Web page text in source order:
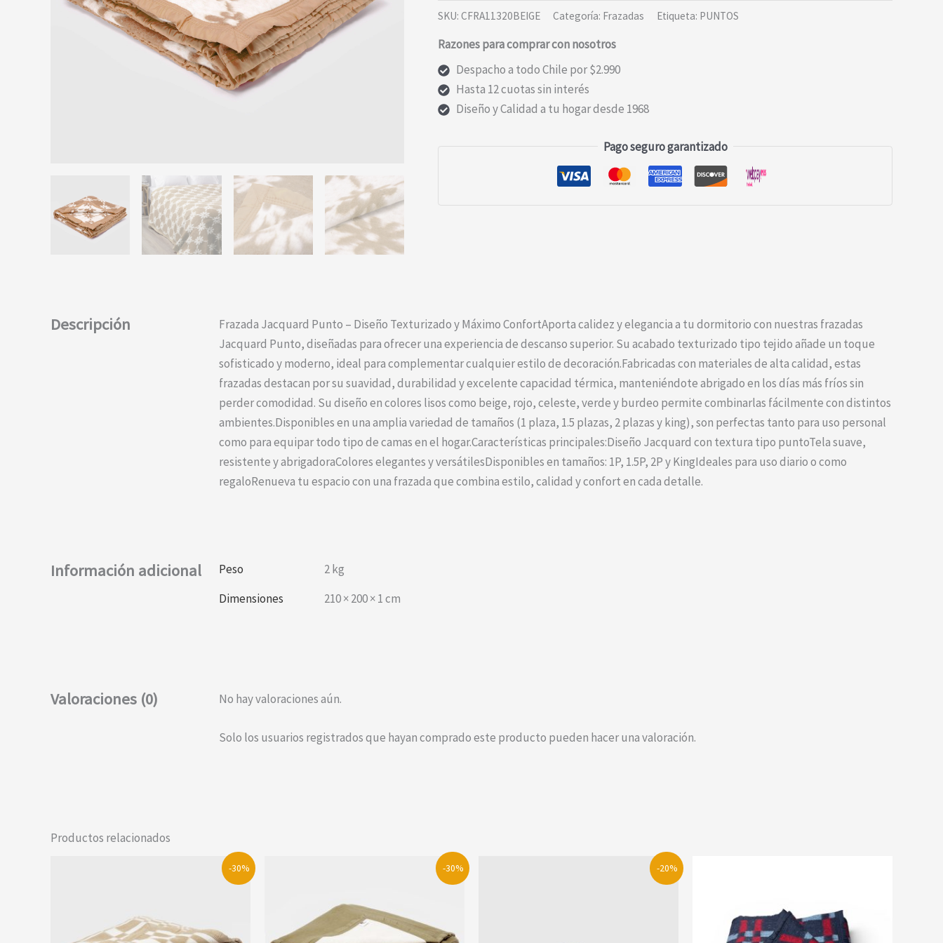
PUNTO
2P
cantidad
SKU: CFRA11320BEIGE Categoría: Frazadas Etiqueta: PUNTOS
Razones para comprar con nosotros
Despacho a todo Chile por $2.990
Hasta 12 cuotas sin interés
Diseño y Calidad a tu hogar desde 1968
Pago seguro garantizado
Descripción
Frazada Jacquard Punto – Diseño Texturizado y Máximo ConfortAporta calidez y elegancia a tu dormitorio con nuestras frazadas
Jacquard Punto, diseñadas para ofrecer una experiencia de descanso superior. Su acabado texturizado tipo tejido añade un toque
sofisticado y moderno, ideal para complementar cualquier estilo de decoración.Fabricadas con materiales de alta calidad, estas
frazadas destacan por su suavidad, durabilidad y excelente capacidad térmica, manteniéndote abrigado en los días más fríos sin
perder comodidad. Su diseño en colores lisos como beige, rojo, celeste, verde y burdeo permite combinarlas fácilmente con distintos
ambientes.Disponibles en una amplia variedad de tamaños (1 plaza, 1.5 plazas, 2 plazas y king), son perfectas tanto para uso personal
como para equipar todo tipo de camas en el hogar.Características principales:Diseño Jacquard con textura tipo puntoTela suave,
resistente y abrigadoraColores elegantes y versátilesDisponibles en tamaños: 1P, 1.5P, 2P y KingIdeales para uso diario o como
regaloRenueva tu espacio con una frazada que combina estilo, calidad y confort en cada detalle.
Información adicional Peso
2 kg
Dimensiones
210 × 200 × 1 cm
Valoraciones (0) No hay valoraciones aún.
Solo los usuarios registrados que hayan comprado este producto pueden hacer una valoración.
Productos relacionados
-30% -30% -20%